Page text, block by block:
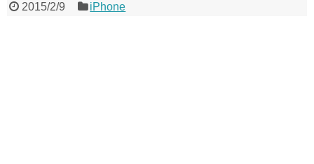
2015/2/9 iPhone